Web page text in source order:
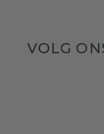
VOLG